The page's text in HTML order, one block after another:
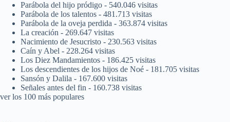
Parábola del hijo pródigo - 540.046 visitas
Parábola de los talentos - 481.713 visitas
Parábola de la oveja perdida - 363.874 visitas
La creación - 269.647 visitas
Nacimiento de Jesucristo - 230.563 visitas
Caín y Abel - 228.264 visitas
Los Diez Mandamientos - 186.425 visitas
Los descendientes de los hijos de Noé - 181.705 visitas
Sansón y Dalila - 167.600 visitas
Señales antes del fin - 160.738 visitas
ver los 100 más populares